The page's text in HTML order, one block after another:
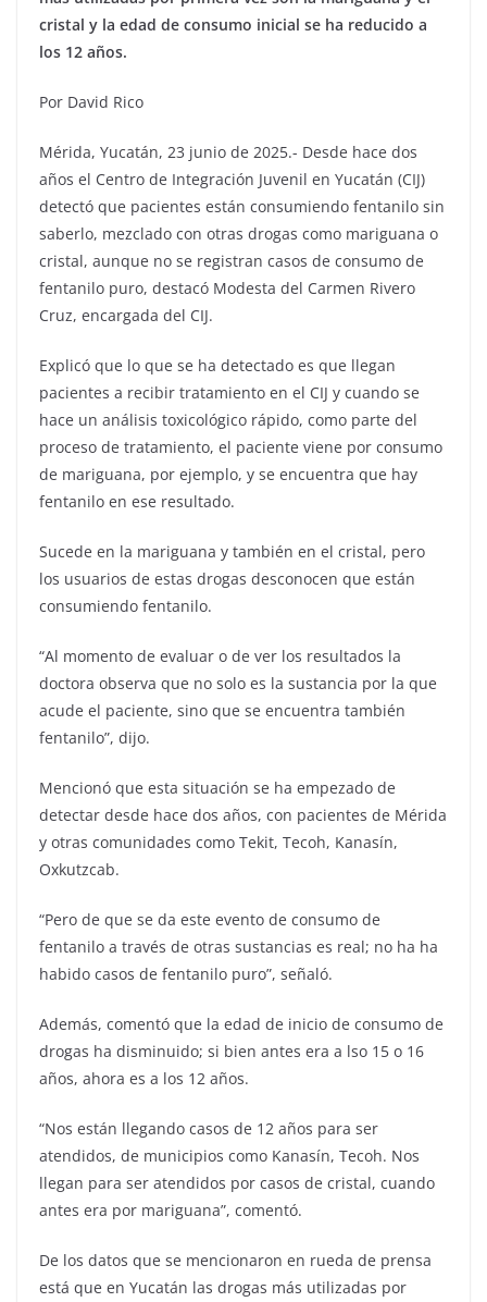
cristal y la edad de consumo inicial se ha reducido a
los 12 años.
Por David Rico
Mérida, Yucatán, 23 junio de 2025.- Desde hace dos
años el Centro de Integración Juvenil en Yucatán (CIJ)
detectó que pacientes están consumiendo fentanilo sin
saberlo, mezclado con otras drogas como mariguana o
cristal, aunque no se registran casos de consumo de
fentanilo puro, destacó Modesta del Carmen Rivero
Cruz, encargada del CIJ.
Explicó que lo que se ha detectado es que llegan
pacientes a recibir tratamiento en el CIJ y cuando se
hace un análisis toxicológico rápido, como parte del
proceso de tratamiento, el paciente viene por consumo
de mariguana, por ejemplo, y se encuentra que hay
fentanilo en ese resultado.
Sucede en la mariguana y también en el cristal, pero
los usuarios de estas drogas desconocen que están
consumiendo fentanilo.
“Al momento de evaluar o de ver los resultados la
doctora observa que no solo es la sustancia por la que
acude el paciente, sino que se encuentra también
fentanilo”, dijo.
Mencionó que esta situación se ha empezado de
detectar desde hace dos años, con pacientes de Mérida
y otras comunidades como Tekit, Tecoh, Kanasín,
Oxkutzcab.
“Pero de que se da este evento de consumo de
fentanilo a través de otras sustancias es real; no ha ha
habido casos de fentanilo puro”, señaló.
Además, comentó que la edad de inicio de consumo de
drogas ha disminuido; si bien antes era a lso 15 o 16
años, ahora es a los 12 años.
“Nos están llegando casos de 12 años para ser
atendidos, de municipios como Kanasín, Tecoh. Nos
llegan para ser atendidos por casos de cristal, cuando
antes era por mariguana”, comentó.
De los datos que se mencionaron en rueda de prensa
está que en Yucatán las drogas más utilizadas por